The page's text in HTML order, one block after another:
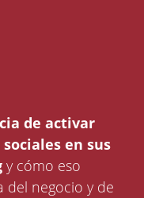
de activar
en sus
y cómo eso
del negocio y de